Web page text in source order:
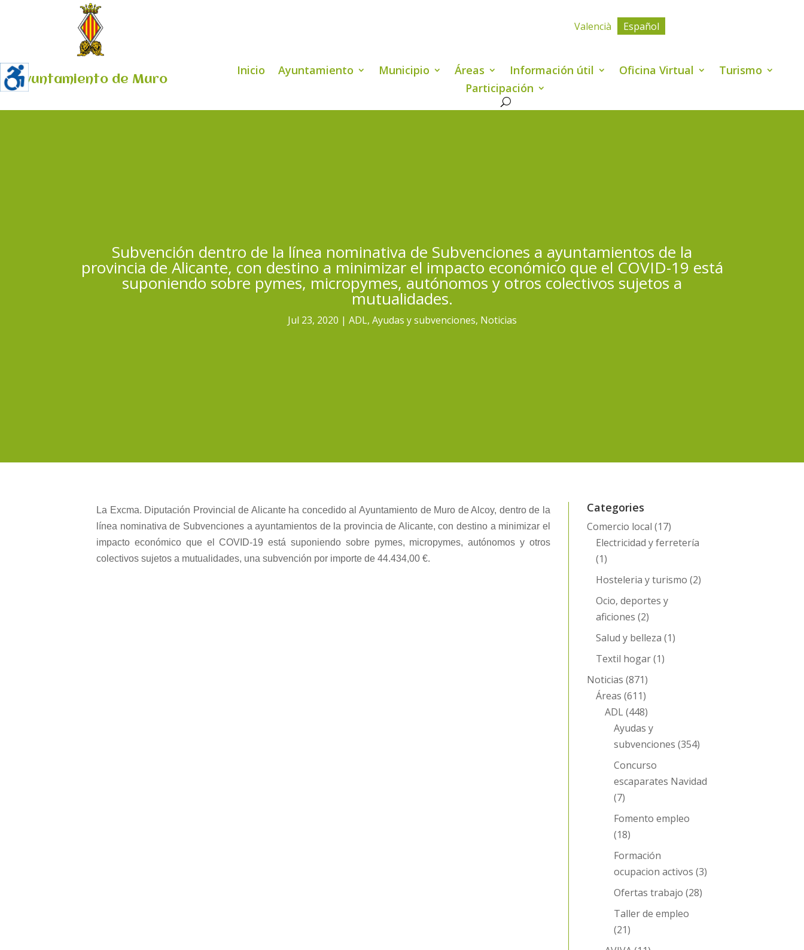
Ayuntamiento de Muro
Valencià Español
Inicio Ayuntamiento Municipio Áreas Información útil Oficina Virtual
Turismo
Participación
Subvención dentro de la línea nominativa de Subvenciones a ayuntamientos de la
provincia de Alicante, con destino a minimizar el impacto económico que el COVID-19 está
suponiendo sobre pymes, micropymes, autónomos y otros colectivos sujetos a
mutualidades.
Jul 23, 2020 ADL, Ayudas y subvenciones, Noticias
La Excma. Diputación Provincial de Alicante ha concedido al Ayuntamiento de Muro de Alcoy, dentro de la
línea nominativa de Subvenciones a ayuntamientos de la provincia de Alicante, con destino a minimizar el
impacto económico que el COVID-19 está suponiendo sobre pymes, micropymes, autónomos y otros
colectivos sujetos a mutualidades, una subvención por importe de 44.434,00 €.
Categories
Comercio local (17)
Electricidad y ferretería
(1)
Hosteleria y turismo (2)
Ocio, deportes y
aficiones (2)
Salud y belleza (1)
Textil hogar(1)
Noticias (871)
Áreas (611)
ADL(448)
Ayudas y
subvenciones (354)
Concurso
escaparates Navidad
(7)
Fomento empleo
(18)
Formación
ocupacion activos (3)
Ofertas trabajo (28)
Taller de empleo
(21)